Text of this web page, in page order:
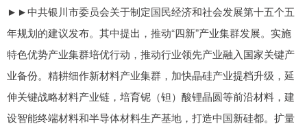
►►中共银川市委员会关于制定国民经济和社会发展第十五个五
年规划的建议发布。其中提出，推动“四新”产业集群发展。实施
特色优势产业集群培优行动，推动行业领先产业融入国家关键产
业备份。精耕细作新材料产业集群，加快晶硅产业提档升级，延
伸关键战略材料产业链，培育铌（钽）酸锂晶圆等前沿材料，建
设智能终端材料和半导体材料生产基地，打造中国新硅都。扩量